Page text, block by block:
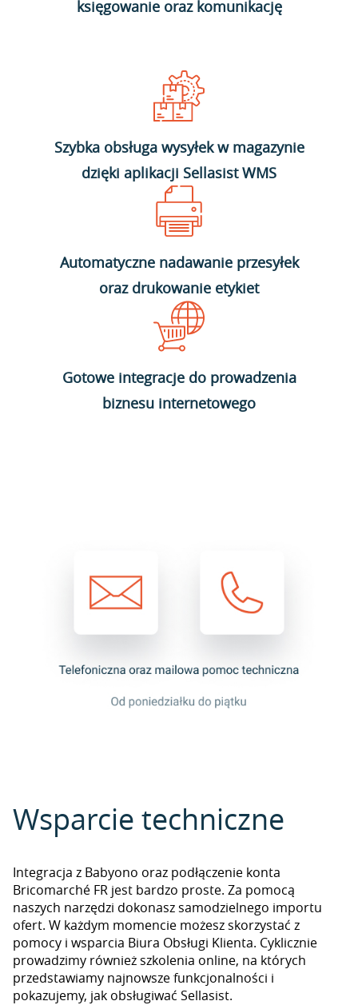
księgowanie oraz komunikację
Szybka obsługa wysyłek w magazynie
dzięki aplikacji Sellasist WMS
Automatyczne nadawanie przesyłek
oraz drukowanie etykiet
Gotowe integracje do prowadzenia
biznesu internetowego
Wsparcie techniczne
Integracja z Babyono oraz podłączenie konta
Bricomarché FR jest bardzo proste. Za pomocą
naszych narzędzi dokonasz samodzielnego importu
ofert. W każdym momencie możesz skorzystać z
pomocy i wsparcia Biura Obsługi Klienta. Cyklicznie
prowadzimy również szkolenia online, na których
przedstawiamy najnowsze funkcjonalności i
pokazujemy, jak obsługiwać Sellasist.